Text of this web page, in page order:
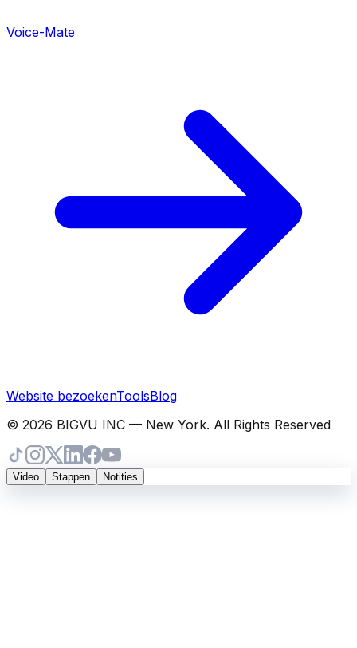
Voice-Mate
Website bezoekenToolsBlog
© 2026 BIGVU INC — New York. All Rights Reserved
Video Stappen Notities